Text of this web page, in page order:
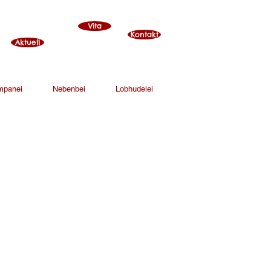
Aktuell
Vita
Kontakt
Nebenbei Lobhudelei